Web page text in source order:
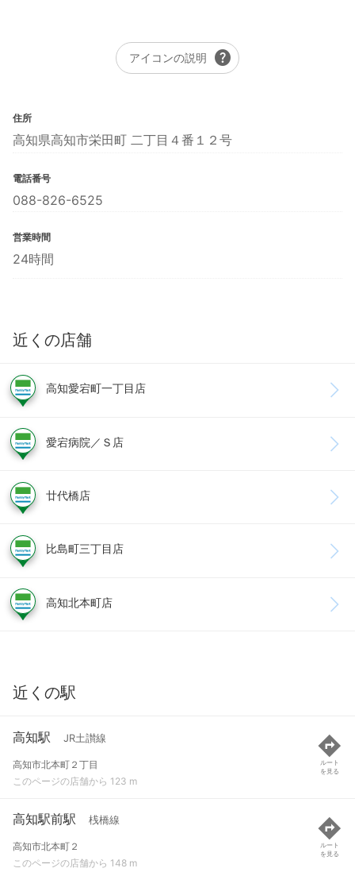
アイコンの説明 help
住所
高知県高知市栄田町 二丁目４番１２号
電話番号
088-826-6525
営業時間
24時間
近くの店舗
高知愛宕町一丁目店
愛宕病院／Ｓ店
廿代橋店
比島町三丁目店
高知北本町店
近くの駅
高知駅 JR土讃線
高知市北本町２丁目
このページの店舗から 123 m
ルート
を見る
高知駅前駅 桟橋線
高知市北本町２
このページの店舗から 148 m
ルート
を見る